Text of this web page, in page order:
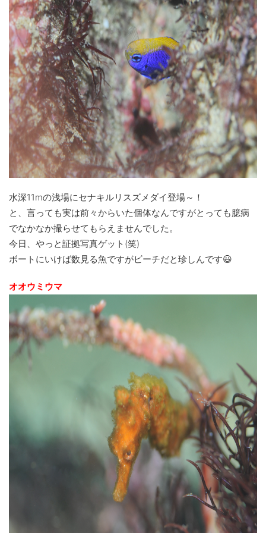
水深11mの浅場にセナキルリスズメダイ登場～！
と、言っても実は前々からいた個体なんですがとっても臆病
でなかなか撮らせてもらえませんでした。
今日、やっと証拠写真ゲット(笑)
ボートにいけば数見る魚ですがビーチだと珍しんです😃
オオウミウマ